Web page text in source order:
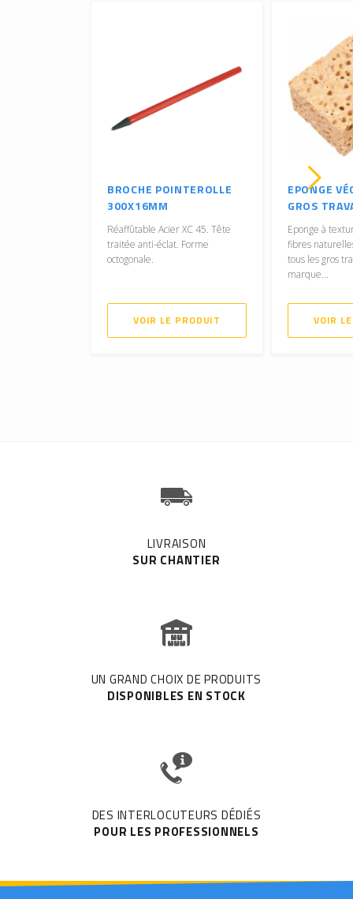
BROCHE POINTEROLLE
300X16MM
Réaffûtable Acier XC 45. Tête
traitée anti-éclat. Forme
octogonale.
VOIR LE PRODUIT
EPONGE
GROS
Eponge à
fibres
tous les gros
marque...
VOIR
LIVRAISON
SUR CHANTIER
UN GRAND CHOIX DE PRODUITS
DISPONIBLES EN STOCK
DES INTERLOCUTEURS DÉDIÉS
POUR LES PROFESSIONNELS